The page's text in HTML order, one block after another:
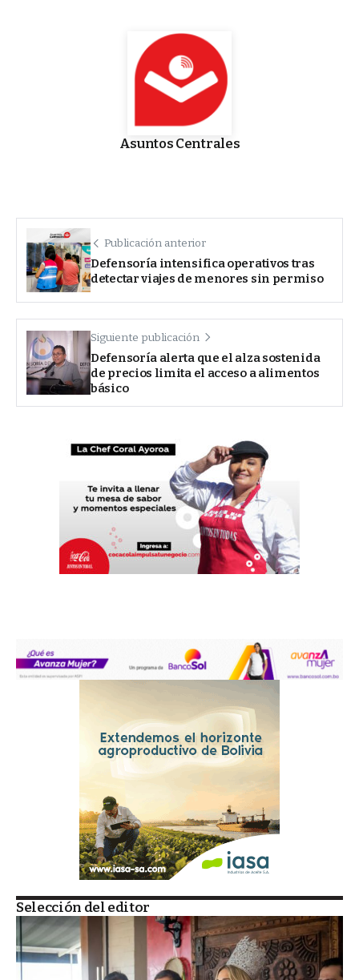
Asuntos Centrales
Publicación anterior
Defensoría intensifica operativos tras
detectar viajes de menores sin permiso
Siguiente publicación
Defensoría alerta que el alza sostenida
de precios limita el acceso a alimentos
básico
Selección del editor